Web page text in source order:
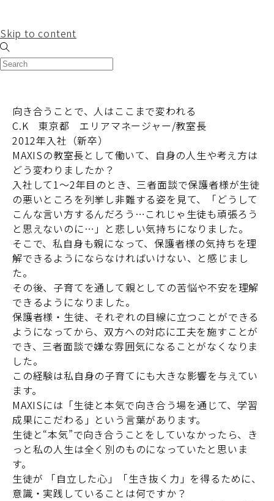
Skip to content
向き合うことで、 人はここまで変われる
C.K 東京都 エリアマネージャー/教室長
2012年入社（新卒）
MAXISの教室長として働いて、 自身の人生や考え方は
どう変わりましたか？
入社して1～2年目のとき、三者面談で保護者様が生徒
の悪いところを列挙し非難する姿を見て、「どうして
こんな言い方するんだろう…これじゃ生徒も頑張ろう
と思えないのに…」と悲しい気持ちになりました。
そこで、私自身も親になって、保護者様の気持ちを理
解できるようにならなければいけない、と感じまし
た。
その後、子育てを通して親としての苦悩や不安を理解
できるようになりました。
保護者様・生徒、それぞれの目線に立つことができる
ようになってから、双方への対応に工夫を施すことが
でき、三者面談で嫌な雰囲気になることがなくなりま
した。
この経験は私自身の子育てにも大きな影響を与えてい
ます。
MAXISには「生徒と本気で向き合う場を通じて、学習
成果にこだわる」という言葉があります。
生徒と“本気”で向き合うことをしていなかったら、き
っと私の人生は全く別のものになっていたと思いま
す。
生徒が 「自立した心」「生き抜く力」を得るために、
意識・実践していることは何ですか？